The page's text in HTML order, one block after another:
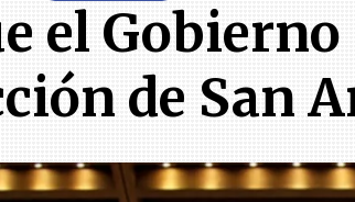
el
de San